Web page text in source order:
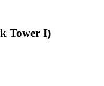
Tower I)